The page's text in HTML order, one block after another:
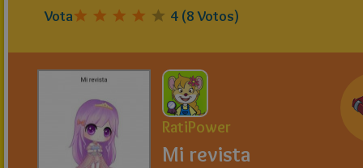
Vota 4 (8Votos)
RatiPower
Mi revista